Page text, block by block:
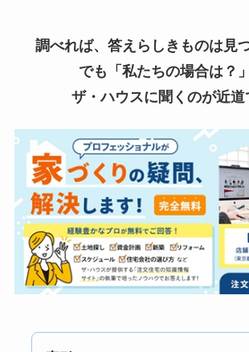
調べれば、答えらしきものは見
でも「私たちの場合は？」
ザ・ハウスに聞くのが近道